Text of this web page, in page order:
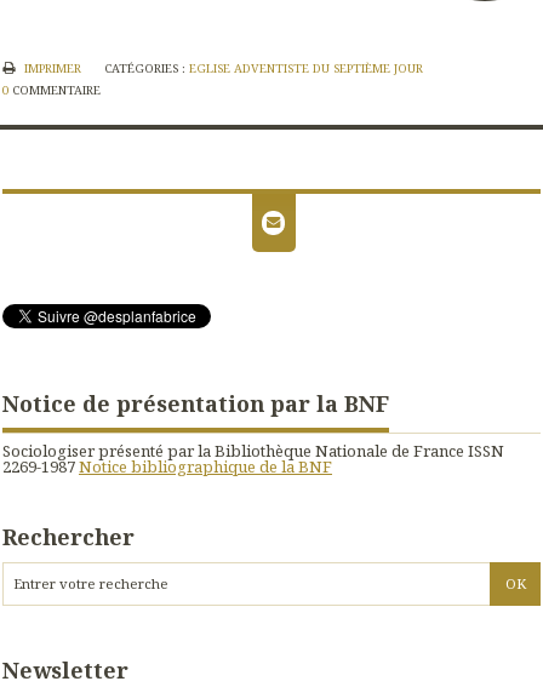
Notice de présentation par la BNF
Sociologiser présenté par la Bibliothèque Nationale de France ISSN
2269-1987Notice bibliographique de la BNF
Rechercher
Newsletter
IMPRIMER CATÉGORIES : EGLISE ADVENTISTE DU SEPTIÈME JOUR
0 COMMENTAIRE